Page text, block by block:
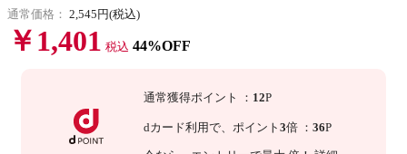
通常価格： 2,545円(税込)
￥1,401 税込 44%OFF
通常獲得ポイント ： 12P
dカード利用で、 ポイント 3倍 ： 36P